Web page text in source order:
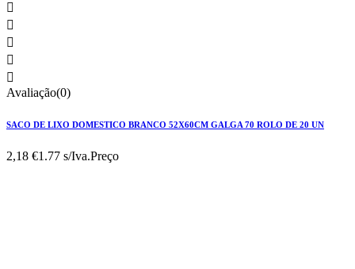





Avaliação(0)
SACO DE LIXO DOMESTICO BRANCO 52X60CM GALGA 70 ROLO DE 20 UN
2,18 €1.77 s/Iva.Preço